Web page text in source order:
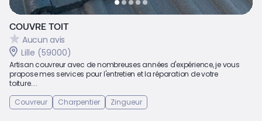
COUVRE TOIT
Aucun avis
Lille (59000)
Artisan couvreur avec de nombreuses années d'expérience, je vous
propose mes services pour l'entretien et la réparation de votre
toiture....
Couvreur
Charpentier Zingueur